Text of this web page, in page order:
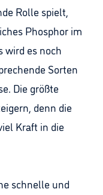
Rolle spielt,
Phosphor im
wird es noch
Sorten
Die größte
denn die
Kraft in die
schnelle und